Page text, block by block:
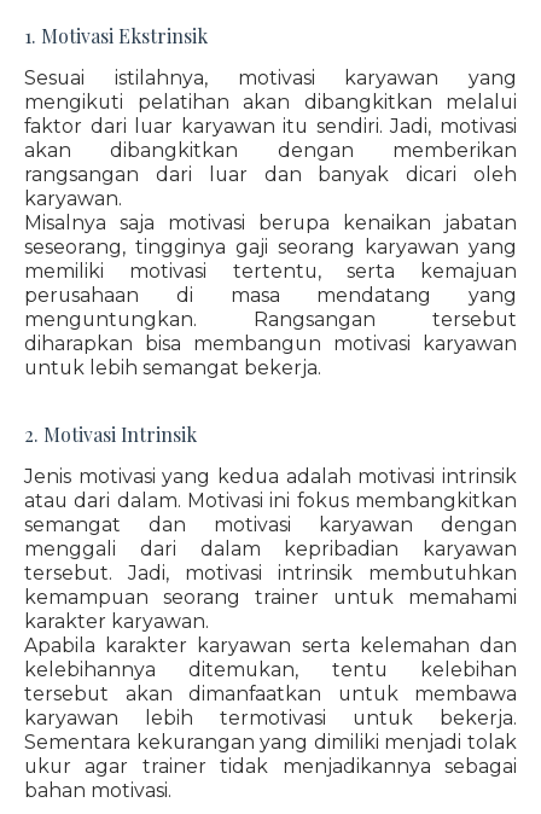
1. Motivasi Ekstrinsik
Sesuai istilahnya, motivasi karyawan yang
mengikuti pelatihan akan dibangkitkan melalui
faktor dari luar karyawan itu sendiri. Jadi, motivasi
akan dibangkitkan dengan memberikan
rangsangan dari luar dan banyak dicari oleh
karyawan.
Misalnya saja motivasi berupa kenaikan jabatan
seseorang, tingginya gaji seorang karyawan yang
memiliki motivasi tertentu, serta kemajuan
perusahaan di masa mendatang yang
menguntungkan. Rangsangan tersebut
diharapkan bisa membangun motivasi karyawan
untuk lebih semangat bekerja.
2. Motivasi Intrinsik
Jenis motivasi yang kedua adalah motivasi intrinsik
atau dari dalam. Motivasi ini fokus membangkitkan
semangat dan motivasi karyawan dengan
menggali dari dalam kepribadian karyawan
tersebut. Jadi, motivasi intrinsik membutuhkan
kemampuan seorang trainer untuk memahami
karakter karyawan.
Apabila karakter karyawan serta kelemahan dan
kelebihannya ditemukan, tentu kelebihan
tersebut akan dimanfaatkan untuk membawa
karyawan lebih termotivasi untuk bekerja.
Sementara kekurangan yang dimiliki menjadi tolak
ukur agar trainer tidak menjadikannya sebagai
bahan motivasi.